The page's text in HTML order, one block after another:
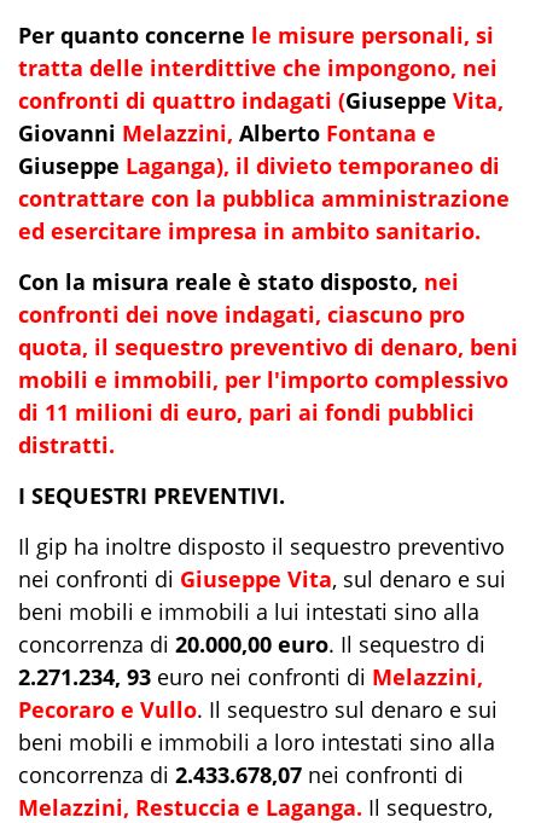
Per quanto concerne le misure personali, si
tratta delle interdittive che impongono, nei
confronti di quattro indagati (Giuseppe Vita,
Giovanni Melazzini, Alberto Fontana e
Giuseppe Laganga), il divieto temporaneo di
contrattare con la pubblica amministrazione
ed esercitare impresa in ambito sanitario.
Con la misura reale è stato disposto, nei
confronti dei nove indagati, ciascuno pro
quota, il sequestro preventivo di denaro, beni
mobili e immobili, per l'importo complessivo
di 11 milioni di euro, pari ai fondi pubblici
distratti.
I SEQUESTRI PREVENTIVI.
Il gip ha inoltre disposto il sequestro preventivo
nei confronti di Giuseppe Vita, sul denaro e sui
beni mobili e immobili a lui intestati sino alla
concorrenza di 20.000,00 euro. Il sequestro di
2.271.234, 93 euro nei confronti di Melazzini,
Pecoraro e Vullo. Il sequestro sul denaro e sui
beni mobili e immobili a loro intestati sino alla
concorrenza di 2.433.678,07 nei confronti di
Melazzini, Restuccia e Laganga. Il sequestro,